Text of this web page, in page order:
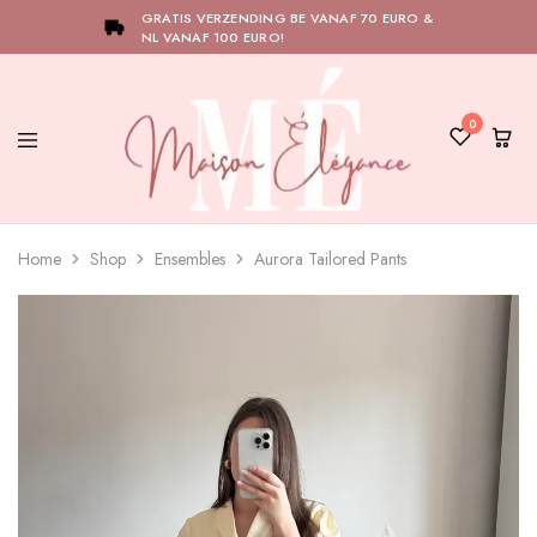
GRATIS VERZENDING BE VANAF 70 EURO &
NL VANAF 100 EURO!
Maison
Élégance
Bij
Maison
Élégance
0
Home Shop Ensembles Aurora Tailored Pants